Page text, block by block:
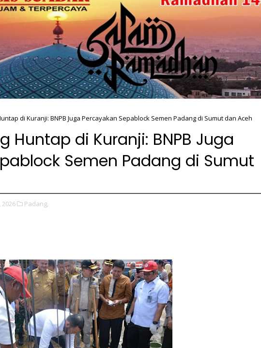
di Kuranji: BNPB Juga Percayakan Sepablock Semen Padang di Sumut dan Aceh
Huntap di Kuranji: BNPB Juga
Semen Padang di Sumut
Padang,